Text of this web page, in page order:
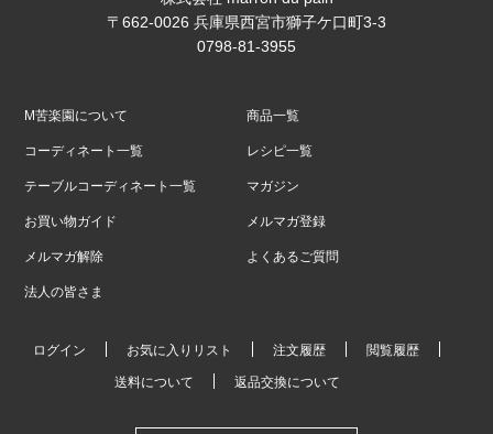
〒662-0026 兵庫県西宮市獅子ケ口町3-3
0798-81-3955
M苦楽園について 商品一覧
コーディネート一覧 レシピ一覧
テーブルコーディネート一覧 マガジン
お買い物ガイド メルマガ登録
メルマガ解除 よくあるご質問
法人の皆さま
ログイン お気に入りリスト 注文履歴 閲覧履歴
送料について 返品交換について